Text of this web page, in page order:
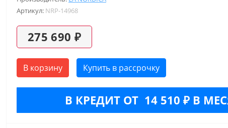
Артикул: NRP-14968
275 690 ₽
В корзину Купить в рассрочку
В КРЕДИТ ОТ 14 510 ₽ В